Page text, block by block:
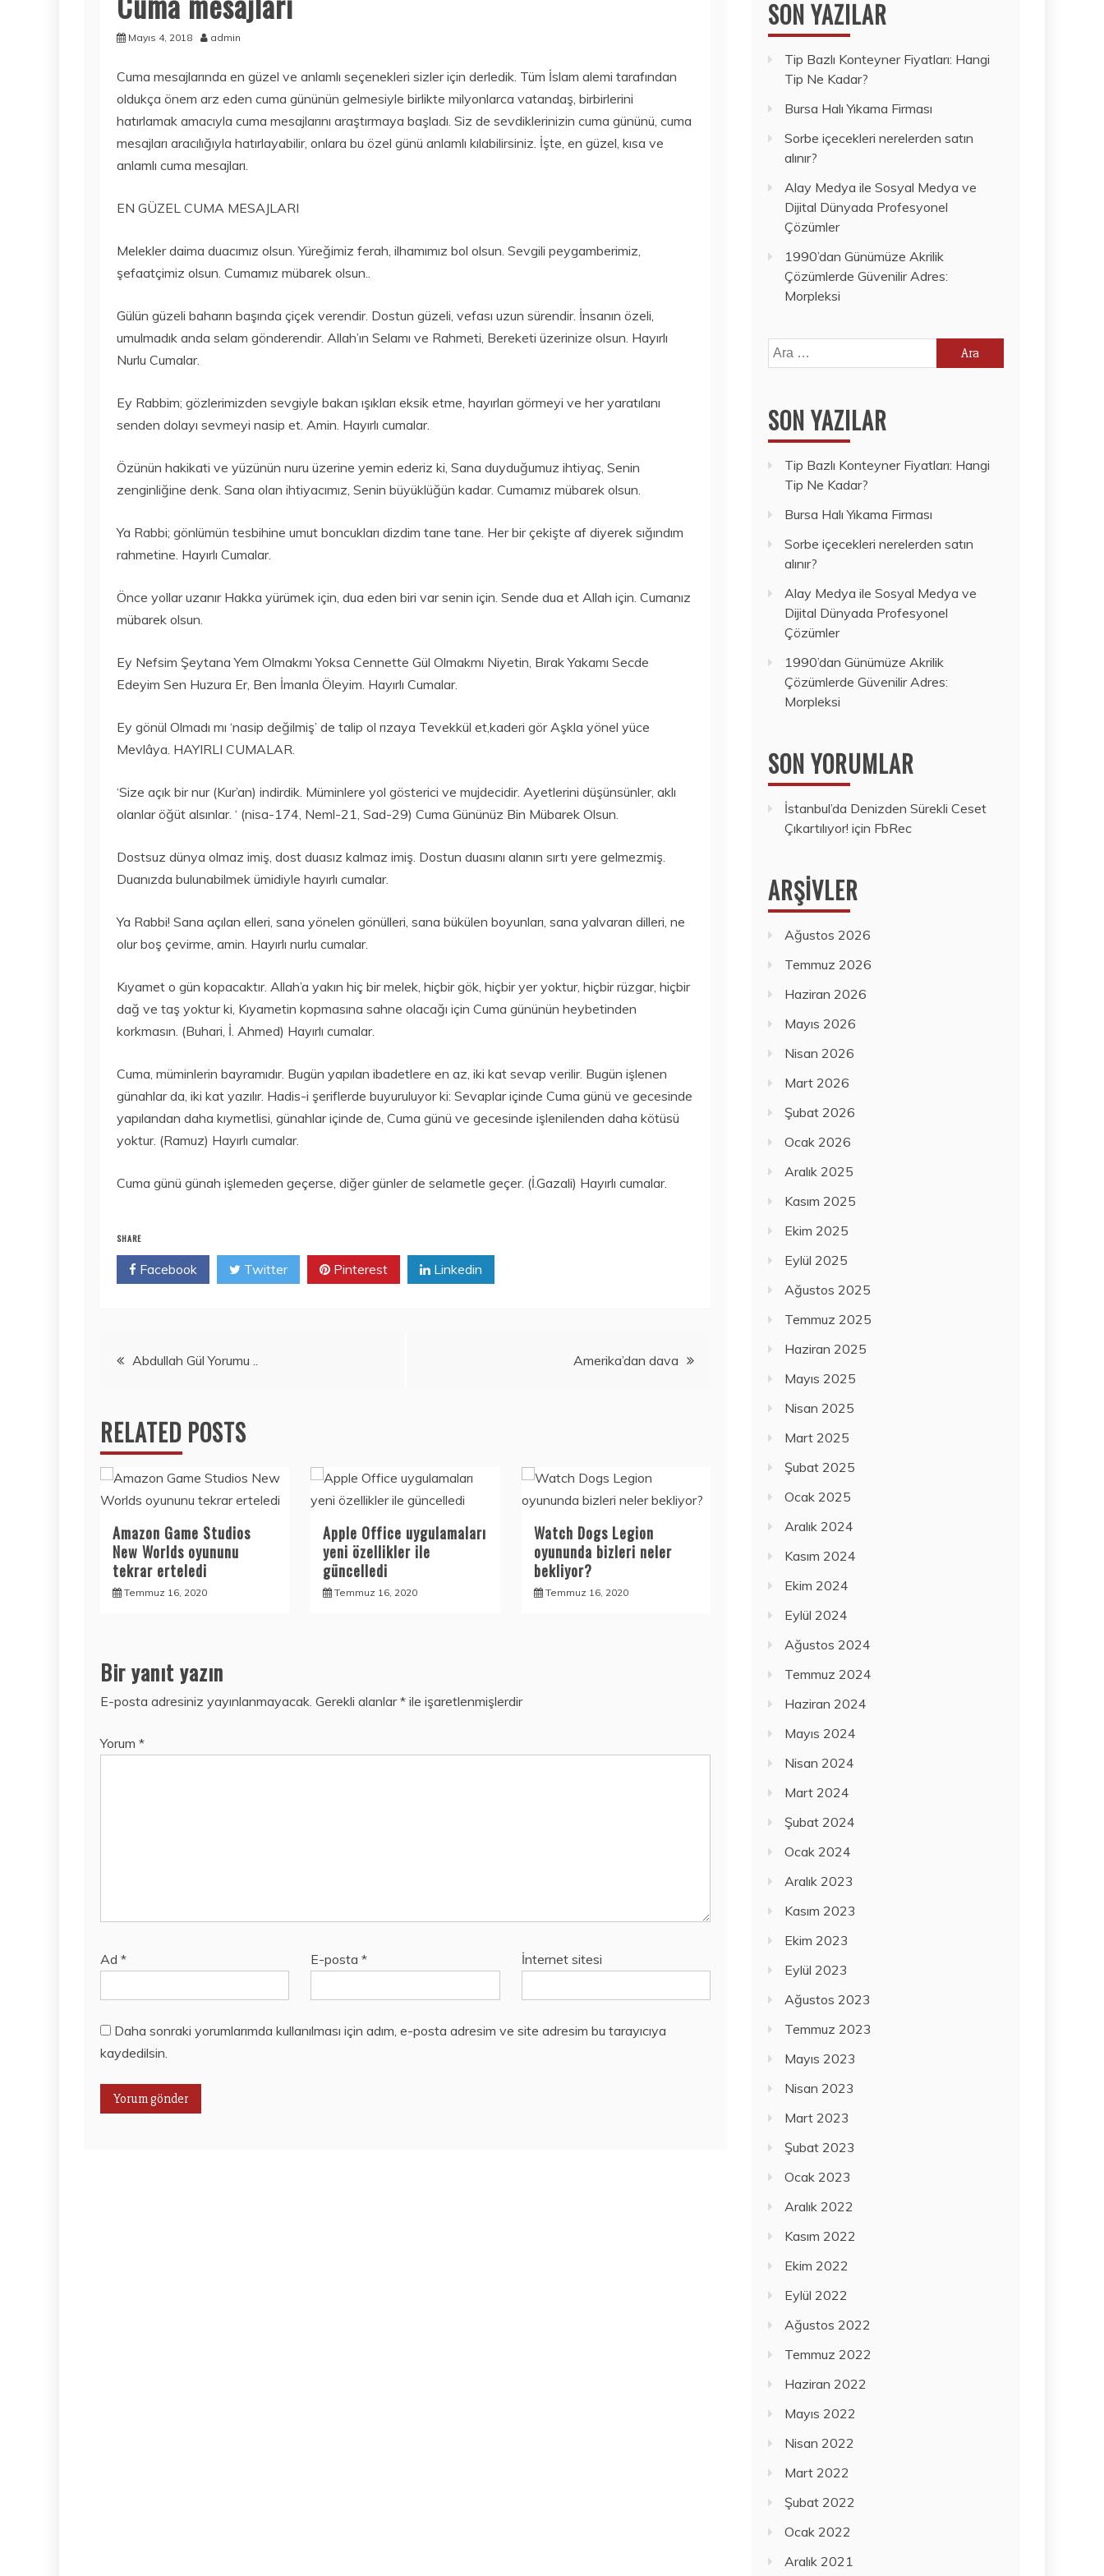
Mayıs 4, 2018 admin
Cuma mesajlarında en güzel ve anlamlı seçenekleri sizler için derledik. Tüm İslam alemi tarafından
oldukça önem arz eden cuma gününün gelmesiyle birlikte milyonlarca vatandaş, birbirlerini
hatırlamak amacıyla cuma mesajlarını araştırmaya başladı. Siz de sevdiklerinizin cuma gününü, cuma
mesajları aracılığıyla hatırlayabilir, onlara bu özel günü anlamlı kılabilirsiniz. İşte, en güzel, kısa ve
anlamlı cuma mesajları.
EN GÜZEL CUMA MESAJLARI
Melekler daima duacımız olsun. Yüreğimiz ferah, ilhamımız bol olsun. Sevgili peygamberimiz,
şefaatçimiz olsun. Cumamız mübarek olsun..
Gülün güzeli baharın başında çiçek verendir. Dostun güzeli, vefası uzun sürendir. İnsanın özeli,
umulmadık anda selam gönderendir. Allah’ın Selamı ve Rahmeti, Bereketi üzerinize olsun. Hayırlı
Nurlu Cumalar.
Ey Rabbim; gözlerimizden sevgiyle bakan ışıkları eksik etme, hayırları görmeyi ve her yaratılanı
senden dolayı sevmeyi nasip et. Amin. Hayırlı cumalar.
Özünün hakikati ve yüzünün nuru üzerine yemin ederiz ki, Sana duyduğumuz ihtiyaç, Senin
zenginliğine denk. Sana olan ihtiyacımız, Senin büyüklüğün kadar. Cumamız mübarek olsun.
Ya Rabbi; gönlümün tesbihine umut boncukları dizdim tane tane. Her bir çekişte af diyerek sığındım
rahmetine. Hayırlı Cumalar.
Önce yollar uzanır Hakka yürümek için, dua eden biri var senin için. Sende dua et Allah için. Cumanız
mübarek olsun.
Ey Nefsim Şeytana Yem Olmakmı Yoksa Cennette Gül Olmakmı Niyetin, Bırak Yakamı Secde
Edeyim Sen Huzura Er, Ben İmanla Öleyim. Hayırlı Cumalar.
Ey gönül Olmadı mı ‘nasip değilmiş’ de talip ol rızaya Tevekkül et,kaderi gör Aşkla yönel yüce
Mevlâya. HAYIRLI CUMALAR.
‘Size açık bir nur (Kur’an) indirdik. Müminlere yol gösterici ve mujdecidir. Ayetlerini düşünsünler, aklı
olanlar öğüt alsınlar. ‘ (nisa-174, Neml-21, Sad-29) Cuma Gününüz Bin Mübarek Olsun.
Dostsuz dünya olmaz imiş, dost duasız kalmaz imiş. Dostun duasını alanın sırtı yere gelmezmiş.
Duanızda bulunabilmek ümidiyle hayırlı cumalar.
Ya Rabbi! Sana açılan elleri, sana yönelen gönülleri, sana bükülen boyunları, sana yalvaran dilleri, ne
olur boş çevirme, amin. Hayırlı nurlu cumalar.
Kıyamet o gün kopacaktır. Allah’a yakın hiç bir melek, hiçbir gök, hiçbir yer yoktur, hiçbir rüzgar, hiçbir
dağ ve taş yoktur ki, Kıyametin kopmasına sahne olacağı için Cuma gününün heybetinden
korkmasın. (Buhari, İ. Ahmed) Hayırlı cumalar.
Cuma, müminlerin bayramıdır. Bugün yapılan ibadetlere en az, iki kat sevap verilir. Bugün işlenen
günahlar da, iki kat yazılır. Hadis-i şeriflerde buyuruluyor ki: Sevaplar içinde Cuma günü ve gecesinde
yapılandan daha kıymetlisi, günahlar içinde de, Cuma günü ve gecesinde işlenilenden daha kötüsü
yoktur. (Ramuz) Hayırlı cumalar.
Cuma günü günah işlemeden geçerse, diğer günler de selametle geçer. (İ.Gazali) Hayırlı cumalar.
SHARE
Facebook Twitter Pinterest Linkedin
YazıAbdullah Gül Yorumu .. Amerika’dan dava
RELATED POSTS
Amazon Game Studios
New Worlds oyununu
tekrar erteledi
Temmuz 16, 2020
Apple Office uygulamaları
yeni özellikler ile
güncelledi
Temmuz 16, 2020
Watch Dogs Legion
oyununda bizleri neler
bekliyor?
Temmuz 16, 2020
Bir yanıt yazın
E-posta adresiniz yayınlanmayacak. Gerekli alanlar* ile işaretlenmişlerdir
Yorum *
Ad * E-posta* İnternet sitesi
Daha sonraki yorumlarımda kullanılması için adım, e-posta adresim ve site adresim bu tarayıcıya
kaydedilsin.
SON YAZILAR
Tip Bazlı Konteyner Fiyatları: Hangi
Tip Ne Kadar?
Bursa Halı Yıkama Firması
Sorbe içecekleri nerelerden satın
alınır?
Alay Medya ile Sosyal Medya ve
Dijital Dünyada Profesyonel
Çözümler
1990’dan Günümüze Akrilik
Çözümlerde Güvenilir Adres:
Morpleksi
Arama:
SON YAZILAR
Tip Bazlı Konteyner Fiyatları: Hangi
Tip Ne Kadar?
Bursa Halı Yıkama Firması
Sorbe içecekleri nerelerden satın
alınır?
Alay Medya ile Sosyal Medya ve
Dijital Dünyada Profesyonel
Çözümler
1990’dan Günümüze Akrilik
Çözümlerde Güvenilir Adres:
Morpleksi
SON YORUMLAR
İstanbul’da Denizden Sürekli Ceset
Çıkartılıyor! için FbRec
ARŞIVLER
Ağustos 2026
Temmuz 2026
Haziran 2026
Mayıs 2026
Nisan 2026
Mart 2026
Şubat 2026
Ocak 2026
Aralık 2025
Kasım 2025
Ekim 2025
Eylül 2025
Ağustos 2025
Temmuz 2025
Haziran 2025
Mayıs 2025
Nisan 2025
Mart 2025
Şubat 2025
Ocak 2025
Aralık 2024
Kasım 2024
Ekim 2024
Eylül 2024
Ağustos 2024
Temmuz 2024
Haziran 2024
Mayıs 2024
Nisan 2024
Mart 2024
Şubat 2024
Ocak 2024
Aralık 2023
Kasım 2023
Ekim 2023
Eylül 2023
Ağustos 2023
Temmuz 2023
Mayıs 2023
Nisan 2023
Mart 2023
Şubat 2023
Ocak 2023
Aralık 2022
Kasım 2022
Ekim 2022
Eylül 2022
Ağustos 2022
Temmuz 2022
Haziran 2022
Mayıs 2022
Nisan 2022
Mart 2022
Şubat 2022
Ocak 2022
Aralık 2021